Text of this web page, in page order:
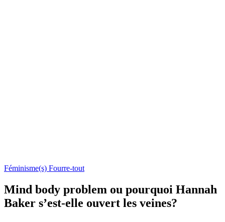
Féminisme(s) Fourre-tout
Mind body problem ou pourquoi Hannah
Baker s’est-elle ouvert les veines?